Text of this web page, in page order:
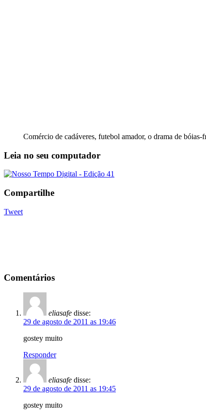
Comércio de cadáveres, futebol amador, o drama de
Leia no seu computador
Compartilhe
Tweet
Comentários
eliasafe disse:
29 de agosto de 2011 as 19:46
gostey muito
Responder
eliasafe disse:
29 de agosto de 2011 as 19:45
gostey muito